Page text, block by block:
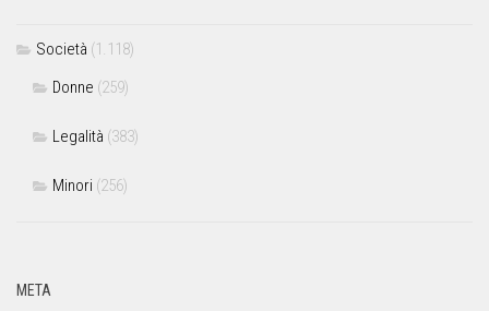
Società (1.118)
Donne (259)
Legalità (383)
Minori (256)
META